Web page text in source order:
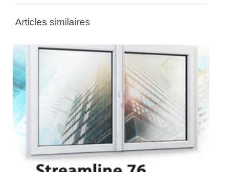
Articles similaires